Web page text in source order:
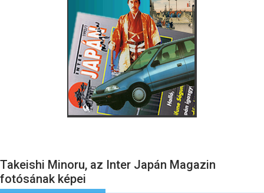
Takeishi Minoru, az Inter Japán Magazin
fotósának képei